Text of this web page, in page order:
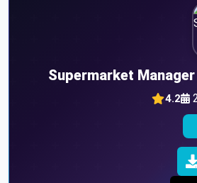
Supermarket
4.2